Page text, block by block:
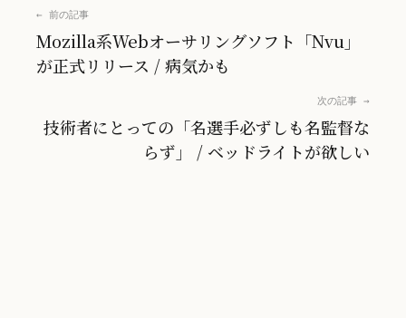
← 前の記事
Mozilla系Webオーサリングソフト「Nvu」
が正式リリース / 病気かも
次の記事 →
技術者にとっての「名選手必ずしも名監督な
らず」 / ベッドライトが欲しい